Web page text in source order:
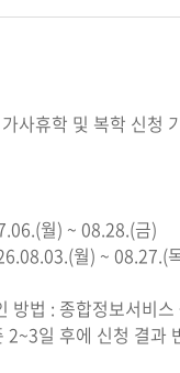
사휴학 및 복학 신청
월) ~ 08.28.(금)
월) ~ 08.27.(
방법 : 종합정보서
2~3일 후에 신청 결